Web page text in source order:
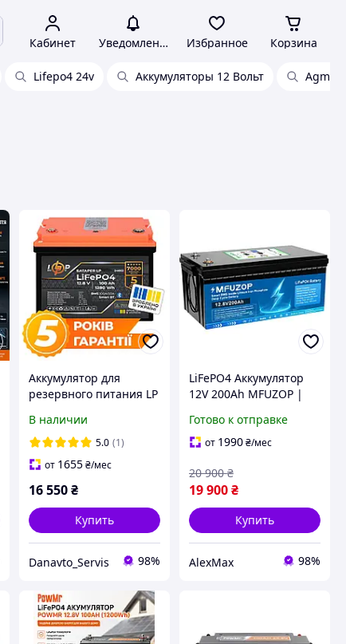
Кабинет Уведомления Избранное Корзина
Lifepo4 24v Аккумуляторы 12 Вольт Agm
Аккумулятор для
резервного питания LP
(1280Wh) (BMS
100A/50А) Smart BT
LogicPower
В наличии
5.0 (1)
от 1655 ₴/мес
16 550 ₴
Купить
Danavto_Servis 98%
LiFePO4 Аккумулятор
12V 200Ah MFUZOP |
BMS 200A | До 15000
циклов | Для дома,
Готово к отправке
от 1990₴/мес
19 900₴
20 900 ₴
Купить
AlexMax 98%